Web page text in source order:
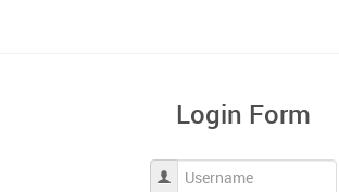
Login Form
Username